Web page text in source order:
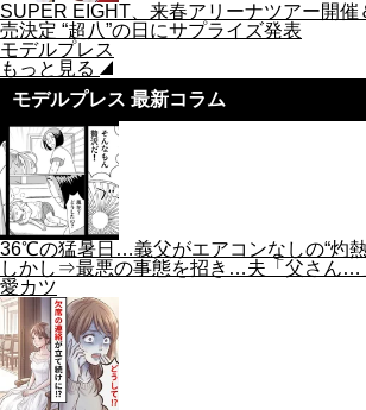
SUPER EIGHT、来春アリーナツアー開催
売決定 “超八”の日にサプライズ発表
モデルプレス
もっと見る
モデルプレス 最新コラム
36℃の猛暑日…義父がエアコンなしの“灼熱
しかし⇒最悪の事態を招き…夫「父さん…
愛カツ